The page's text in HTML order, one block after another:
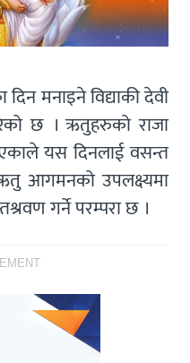
मनाइने विद्याकी देवी
छ । ऋतुहरुको राजा
यस दिनलाई वसन्त
आगमनको उपलक्ष्यमा
गर्ने परम्परा छ ।